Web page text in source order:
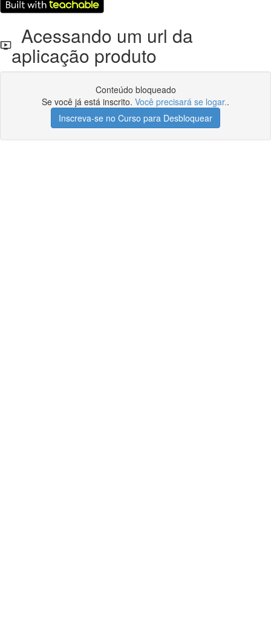
Acessando um url da
aplicação produto
Conteúdo bloqueado
Se você já está inscrito. Você precisará se logar..
Inscreva-se no Curso para Desbloquear